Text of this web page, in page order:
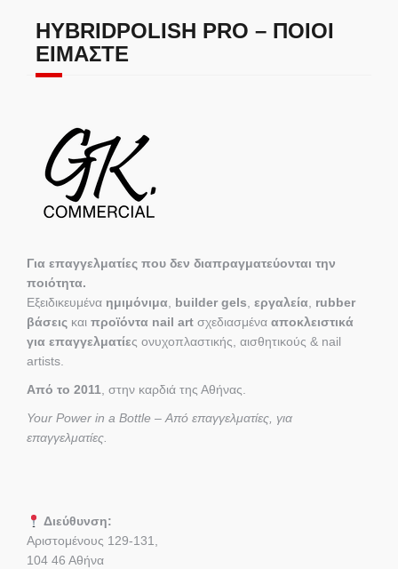
HYBRIDPOLISH PRO – ΠΟΙΟΙ
ΕΊΜΑΣΤΕ
Για επαγγελματίες που δεν διαπραγματεύονται την
ποιότητα.
Εξειδικευμένα ημιμόνιμα, builder gels, εργαλεία, rubber
βάσεις και προϊόντα nail art σχεδιασμένα αποκλειστικά
για επαγγελματίες ονυχοπλαστικής, αισθητικούς & nail
artists.
Από το 2011, στην καρδιά της Αθήνας.
Your Power in a Bottle – Από επαγγελματίες, για
επαγγελματίες.
Διεύθυνση:
Αριστομένους 129-131,
104 46 Αθήνα